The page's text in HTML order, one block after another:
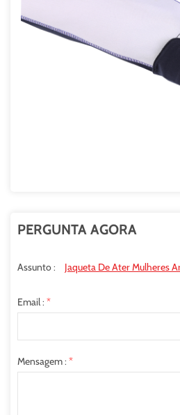
PERGUNTA AGORA
Assunto : Jaqueta De Ater Mulheres
Email : *
Mensagem : *